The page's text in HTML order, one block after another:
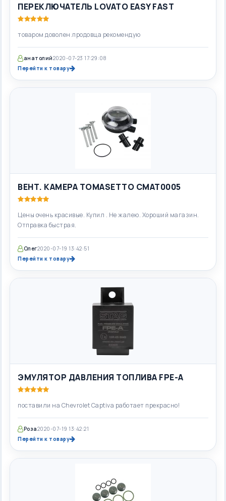
ПЕРЕКЛЮЧАТЕЛЬ LOVATO EASY FAST
товаром доволен.продовца рекомендую
анатолий2020-07-23 17:29:08
Перейти к товару
ВЕНТ. КАМЕРА TOMASETTO CMAT0005
Цены очень красивые. Купил . Не жалею. Хороший магазин.
Отправка быстрая.
Олег2020-07-19 13:42:51
Перейти к товару
ЭМУЛЯТОР ДАВЛЕНИЯ ТОПЛИВА FPE-A
поставили на Chevrolet Captiva работает прекрасно!
Роза2020-07-19 13:42:21
Перейти к товару